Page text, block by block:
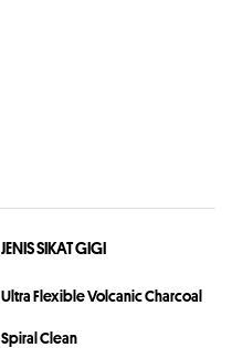
JENIS SIKAT GIGI
Ultra Flexible Volcanic Charcoal
Spiral Clean